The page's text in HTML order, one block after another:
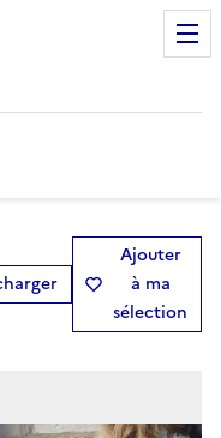
Ajouter
à ma
sélection